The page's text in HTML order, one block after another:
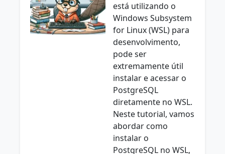
está utilizando o
Windows Subsystem
for Linux (WSL) para
desenvolvimento,
pode ser
extremamente útil
instalar e acessar o
PostgreSQL
diretamente no WSL.
Neste tutorial, vamos
abordar como
instalar o
PostgreSQL no WSL,